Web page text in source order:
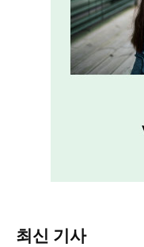
최신 기사